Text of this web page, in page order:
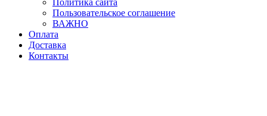
Политика сайта
Пользовательское соглашение
ВАЖНО
Оплата
Доставка
Контакты